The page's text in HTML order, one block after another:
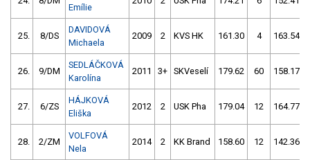
Emílie
25. 8/DS
DAVIDOVÁ
Michaela
2009 2 KVS HK 161.30 4 163.54
26. 9/DM
SEDLÁČKOVÁ
Karolína
2011 3+ SKVeselí 179.62 60 158.17
27. 6/ZS
HÁJKOVÁ
Eliška
2012 2 USK Pha 179.04 12 164.77
28. 2/ZM
VOLFOVÁ
Nela
2014 2 KK Brand 158.60 12 142.36